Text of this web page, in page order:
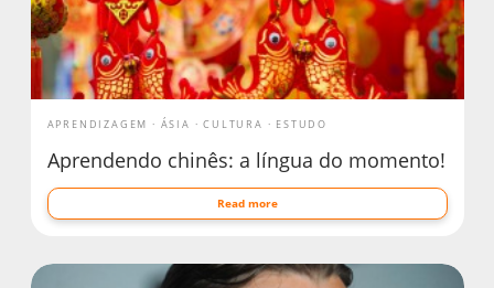
APRENDIZAGEM ÁSIA CULTURA ESTUDO
Aprendendo chinês: a língua do momento!
Read more